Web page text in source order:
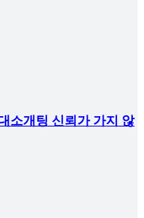
소개팅 신뢰가 가지 않